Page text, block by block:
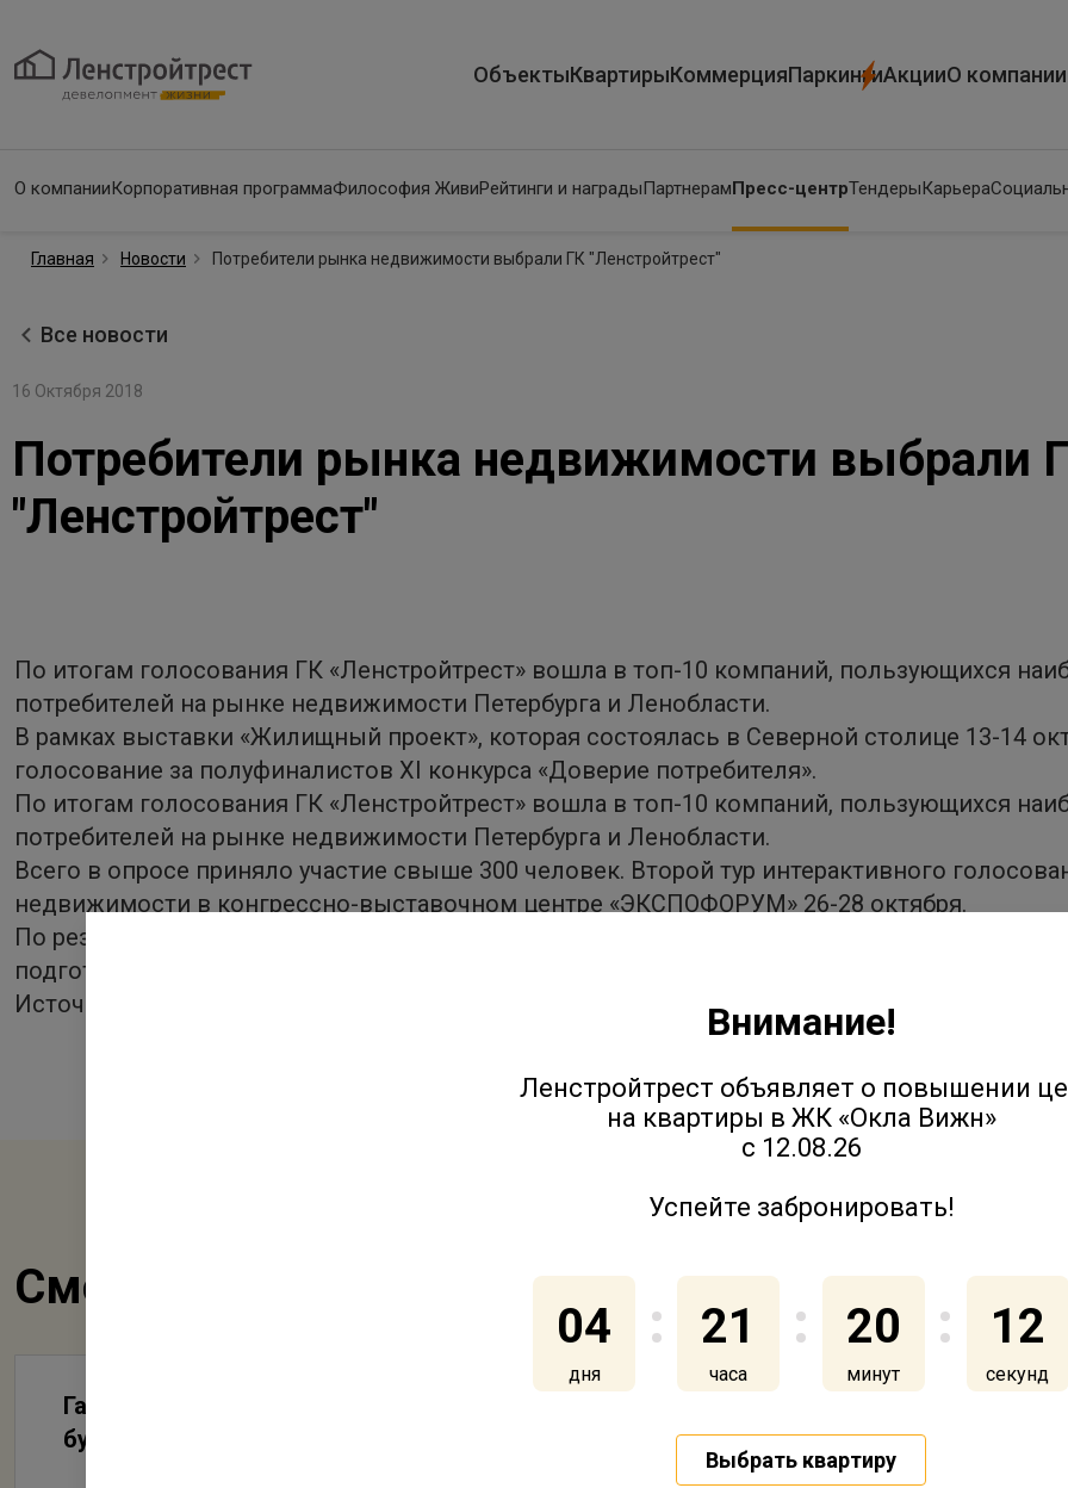
ОбъектыКвартирыКоммерцияПаркингиАкцииО компании
О компанииКорпоративная программаФилософия ЖивиРейтинги и наградыПартнерамПресс-центрТендерыКарьера
Главная Новости Потребители рынка недвижимости выбрали ГК "Ленстройтрест"
Все новости
16 Октября 2018
Потребители рынка недвижимости выбрали
"Ленстройтрест"
По итогам голосования ГК «Ленстройтрест» вошла в топ-10 компаний, пользующихся
потребителей на рынке недвижимости Петербурга и Ленобласти.
В рамках выставки «Жилищный проект», которая состоялась в Северной столице 13-14
голосование за полуфиналистов XI конкурса «Доверие потребителя».
По итогам голосования ГК «Ленстройтрест» вошла в топ-10 компаний, пользующихся
потребителей на рынке недвижимости Петербурга и Ленобласти.
Всего в опросе приняло участие свыше 300 человек. Второй тур интерактивного
недвижимости в конгрессно-выставочном центре «ЭКСПОФОРУМ» 26-28 октября.
По результатам двух опросов все голоса будут суммированы, определены топ-5 в каждой
подготовка к экспертному голосованию.
Источник:
Смотрите также
Гатчина - город прошлого и
будущего
мечтают о музее эволюции и
плавающем квартале
Внимание!
Ленстройтрест объявляет о повышении
на квартиры в ЖК «Окла Вижн»
с 12.08.26
Успейте забронировать!
04
дня
21
часа
20
минут
12
секунд
Выбрать квартиру